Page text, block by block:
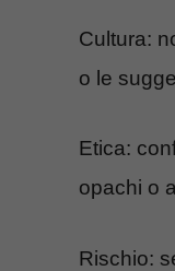
Cultura:
o le
Etica:
opachi o
Rischio: